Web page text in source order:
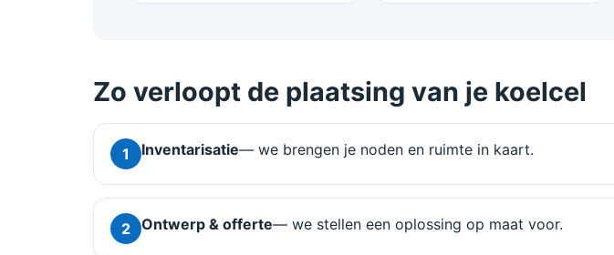
Zo verloopt de plaatsing van je koelcel
1 Inventarisatie— we brengen je noden en ruimte in kaart.
2 Ontwerp & offerte— we stellen een oplossing op maat voor.